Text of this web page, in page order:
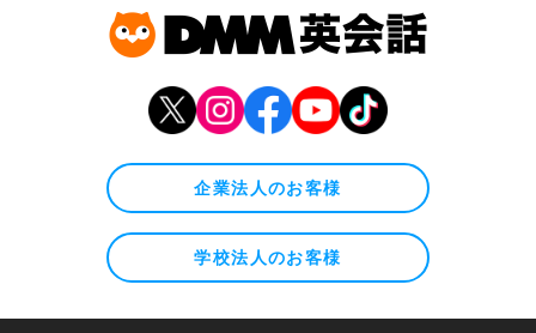
企業法人のお客様
学校法人のお客様